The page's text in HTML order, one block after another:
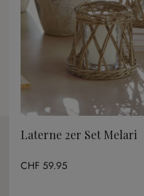
Laterne 2er Set Melari
CHF 59.95